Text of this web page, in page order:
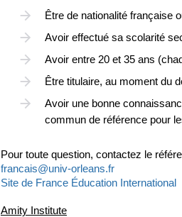
Être de nationalité française
Avoir effectué sa scolarité
Avoir entre 20 et 35 ans
Être titulaire, au moment du
Avoir une bonne
commun de référence pour
Pour toute question, contactez le
francais@univ-orleans.fr
Site de France Éducation International
Amity Institute